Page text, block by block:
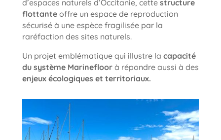
d’espaces naturels d’Occitanie, cette structure
flottanteoffre un espace de reproduction
sécurisé à une espèce fragilisée par la
raréfaction des sites naturels.
Un projet emblématique qui illustre la capacité
du système Marinefloorà répondre aussi à des
enjeux écologiques et territoriaux.